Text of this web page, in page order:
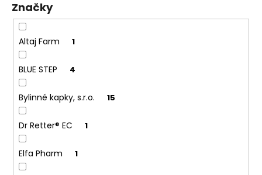
ů
Značky
Altaj Farm 1
BLUE STEP 4
Bylinné kapky, s.r.o. 15
Dr Retter® EC 1
Elfa Pharm 1
a
?